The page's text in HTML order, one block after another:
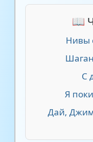
📖
Нивы
С
Я
Дай,